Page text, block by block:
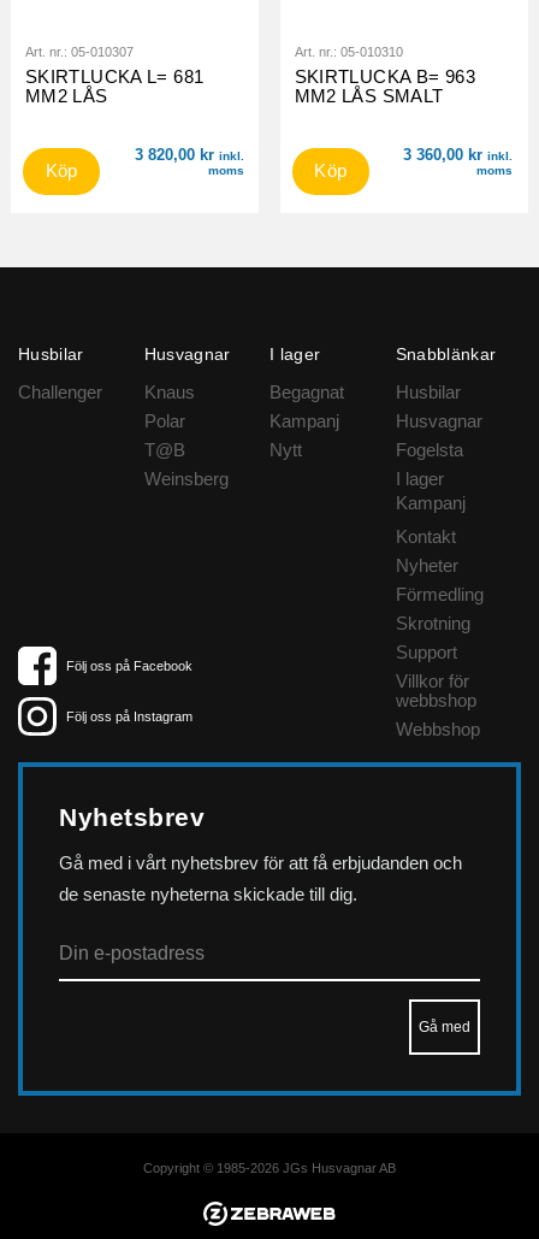
Art. nr.: 05-010307
SKIRTLUCKA L= 681
MM2 LÅS
3 820,00 kr inkl.
moms
Köp
Art. nr.: 05-010310
SKIRTLUCKA B= 963
MM2 LÅS SMALT
3 360,00 kr inkl.
moms
Köp
Husbilar
Challenger
Husvagnar
Knaus
Polar
T@B
Weinsberg
I lager
Begagnat
Kampanj
Nytt
Snabblänkar
Husbilar
Husvagnar
Fogelsta
I lager
Kampanj
Kontakt
Nyheter
Förmedling
Skrotning
Support
Villkor för
webbshop
Webbshop
Följ oss på Facebook
Följ oss på Instagram
Nyhetsbrev
Gå med i vårt nyhetsbrev för att få erbjudanden och
de senaste nyheterna skickade till dig.
Copyright © 1985-2026 JGs Husvagnar AB